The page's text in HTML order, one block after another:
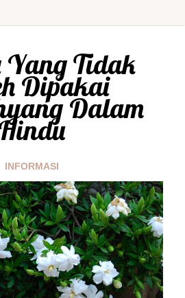
Yang Tidak
Dipakai
Dalam
INFORMASI